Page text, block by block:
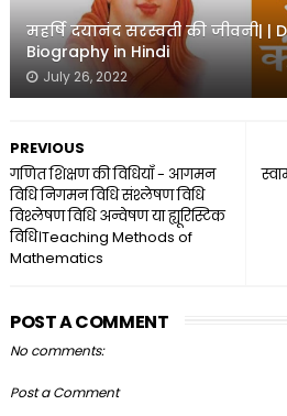
महर्षि दयानंद सरस्वती की जीवनी|
Biography in Hindi
July 26, 2022
PREVIOUS
गणित शिक्षण की विधियाँ - आगमन
विधि निगमन विधि संश्लेषण विधि
विश्लेषण विधि अन्वेषण या ह्यूरिस्टिक
विधि।Teaching Methods of
Mathematics
POST A COMMENT
No comments:
Post a Comment